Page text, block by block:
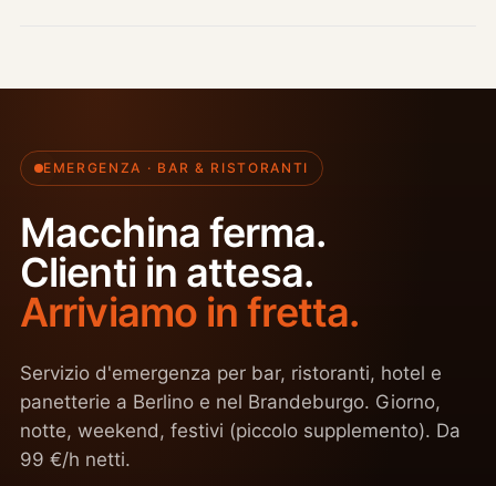
EMERGENZA · BAR & RISTORANTI
Macchina ferma.
Clienti in attesa.
Arriviamo in fretta.
Servizio d'emergenza per bar, ristoranti, hotel e
panetterie a Berlino e nel Brandeburgo. Giorno,
notte, weekend, festivi (piccolo supplemento). Da
99 €/h netti.